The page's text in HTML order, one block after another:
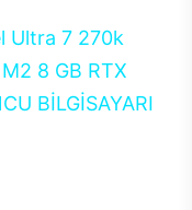
Ultra 7 270k
8 GB RTX
BİLGİSAYARI